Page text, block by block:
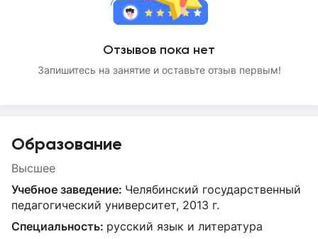
Отзывов пока нет
Запишитесь на занятие и оставьте отзыв первым!
Образование
Высшее
Учебное заведение: Челябинский государственный
педагогический университет, 2013 г.
Специальность: русский язык и литература